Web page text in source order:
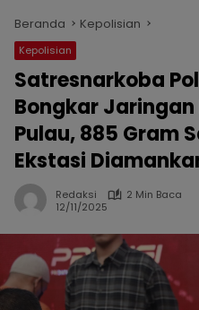
Beranda Kepolisian
Kepolisian
Satresnarkoba
Bongkar
Pulau, 885 Gram
Ekstasi
Redaksi
2 Min Baca
12/11/2025